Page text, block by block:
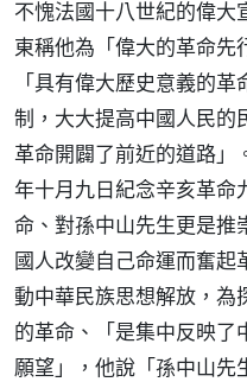
不愧法國十八世紀的偉大
東稱他為「偉大的革命先
「具有偉大歷史意義的
制，大大提高中國人民的
革命開闢了前近的道路
年十月九日紀念辛亥革命
命、對孫中山先生更是推
國人改變自己命運而奮起
動中華民族思想解放，為
的革命、「是集中反映了
願望」，他說「孫中山先